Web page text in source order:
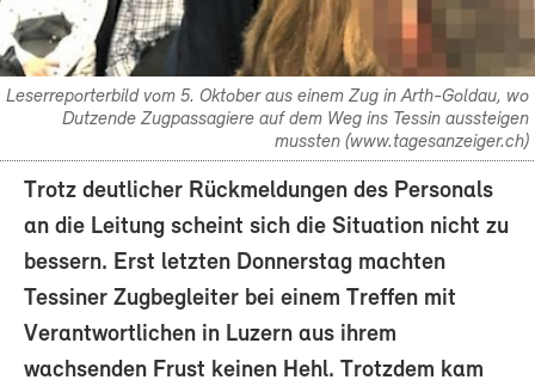
Leserreporterbild vom 5. Oktober aus einem Zug in Arth-Goldau, wo
Dutzende Zugpassagiere auf dem Weg ins Tessin aussteigen
mussten (www.tagesanzeiger.ch)
Trotz deutlicher Rückmeldungen des Personals
an die Leitung scheint sich die Situation nicht zu
bessern. Erst letzten Donnerstag machten
Tessiner Zugbegleiter bei einem Treffen mit
Verantwortlichen in Luzern aus ihrem
wachsenden Frust keinen Hehl. Trotzdem kam